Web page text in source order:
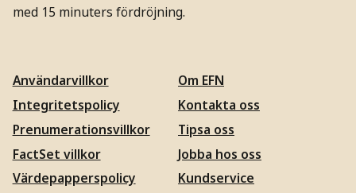
med 15 minuters fördröjning.
Användarvillkor
Integritetspolicy
Prenumerationsvillkor
FactSet villkor
Värdepapperspolicy
Om EFN
Kontakta oss
Tipsa oss
Jobba hos oss
Kundservice